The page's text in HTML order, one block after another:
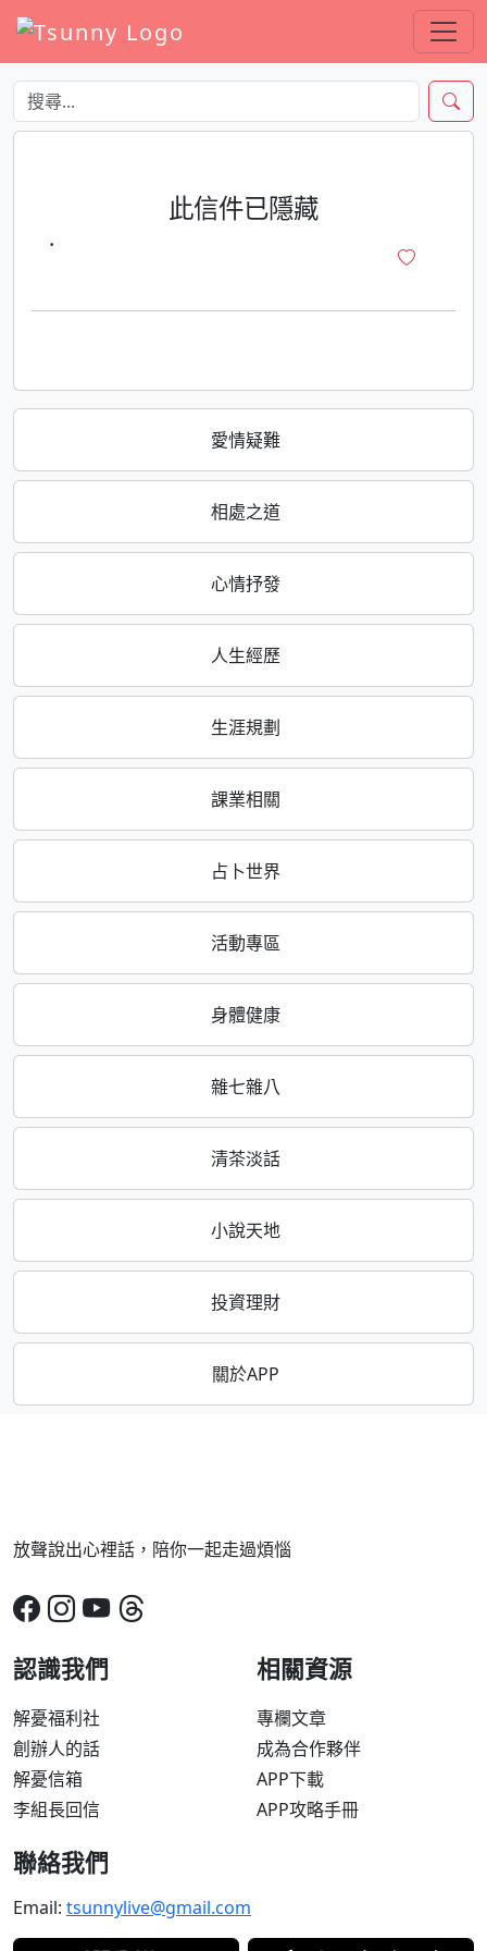
愛情疑難
相處之道
心情抒發
人生經歷
生涯規劃
課業相關
占卜世界
活動專區
身體健康
雜七雜八
清茶淡話
小說天地
投資理財
關於APP
此信件已隱藏
·
放聲說出心裡話，陪你一起走過煩惱
認識我們
解憂福利社
創辦人的話
解憂信箱
李組長回信
相關資源
專欄文章
成為合作夥伴
APP下載
APP攻略手冊
聯絡我們
Email: tsunnylive@gmail.com